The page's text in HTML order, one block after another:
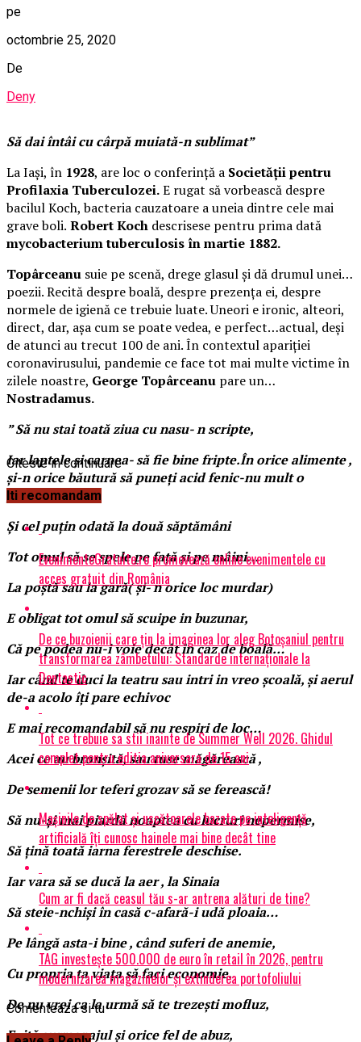
pe
octombrie 25, 2020
De
Deny
Să dai întâi cu cârpă muiată-n sublimat”
La Iași, în 1928, are loc o conferință a Societății pentru
Profilaxia Tuberculozei.E rugat să vorbească despre
bacilul Koch, bacteria cauzatoare a uneia dintre cele mai
grave boli. Robert Koch descrisese pentru prima dată
mycobacterium tuberculosis în martie 1882.
Topârceanu suie pe scenă, drege glasul și dă drumul unei…
poezii. Recită despre boală, despre prezența ei, despre
normele de igienă ce trebuie luate. Uneori e ironic, alteori,
direct, dar, așa cum se poate vedea, e perfect…actual, deși
de atunci au trecut 100 de ani. În contextul apariției
coronavirusului, pandemie ce face tot mai multe victime în
zilele noastre, George Topârceanu pare un…
Nostradamus.
” Să nu stai toată ziua cu nasu- n scripte,
Iar laptele și carnea- să fie bine fripte.În orice alimente ,
și-n orice băutură să puneți acid fenic-nu mult o
picătură…
Și cel puțin odată la două săptămâni
Tot omul să se spele pe față și pe mâini…
La poștă sau la gară( și- n orice loc murdar)
E obligat tot omul să scuipe in buzunar,
Că pe podea nu-i voie decât în caz de boală…
Iar când te duci la teatru sau intri in vreo școală, și aerul
de-a acolo îți pare echivoc
E mai recomandabil să nu respiri de loc…
Acei ce au bronșită, sau tuse măgărească ,
De semenii lor teferi grozav să se ferească!
Să nu-și mai piardă noaptea cu lucruri nepermise,
Să țină toată iarna ferestrele deschise.
Iar vara să se ducă la aer , la Sinaia
Să steie-nchiși în casă c-afară-i udă ploaia…
Pe lângă asta-i bine , când suferi de anemie,
Cu propria ta viața să faci economie.
De nu vrei ca la urmă să te trezești mofluz,
Evită surmenajul și orice fel de abuz,
Citeste in continuare
Iti recomandam
EvenimenteGratuite.ro promovează online evenimentele cu
acces gratuit din România
De ce buzoienii care țin la imaginea lor aleg Botoșaniul pentru
transformarea zâmbetului: Standarde internaționale la
Dentastic
Tot ce trebuie sa stii inainte de Summer Well 2026. Ghidul
complet pentru editia aniversara de 15 ani
Mașinile de spălat și uscătoarele bazate pe inteligență
artificială îți cunosc hainele mai bine decât tine
Cum ar fi dacă ceasul tău s-ar antrena alături de tine?
TAG investește 500.000 de euro în retail în 2026, pentru
modernizarea magazinelor și extinderea portofoliului
Comenteaza si tu